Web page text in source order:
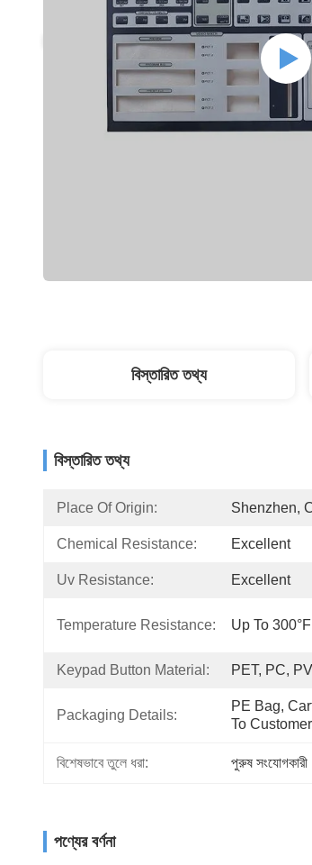
বিস্তারিত তথ্য
বিস্তারিত তথ্য
Place Of Origin: Shenzhen,
Chemical Resistance: Excellent
Uv Resistance: Excellent
Temperature Resistance: Up To 300°F
Keypad Button Material: PET, PC,
Packaging Details:
PE Bag,
To
বিশেষভাবে তুলে ধরা: পুরুষ সংযোগকারী
পণ্যের বর্ণনা